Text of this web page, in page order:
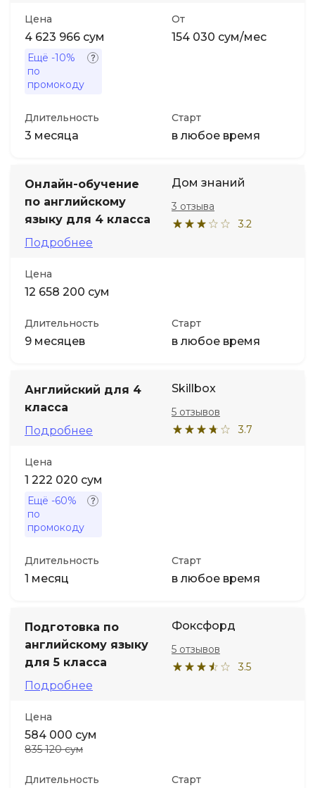
Цена
4 623 966 сум
Ещё -10%
по
промокоду
От
154 030 сум/мес
Длительность
3 месяца
Старт
в любое время
Онлайн-обучение
по английскому
языку для 4 класса
Подробнее
Дом знаний
3.2
3 отзыва
Цена
12 658 200 сум
Длительность
9 месяцев
Старт
в любое время
Английский для 4
класса
Подробнее
Skillbox
3.7
5 отзывов
Цена
1 222 020 сум
Ещё -60%
по
промокоду
Длительность
1 месяц
Старт
в любое время
Подготовка по
английскому языку
для 5 класса
Подробнее
Фоксфорд
3.5
5 отзывов
Цена
584 000 сум
835 120 сум
Длительность Старт